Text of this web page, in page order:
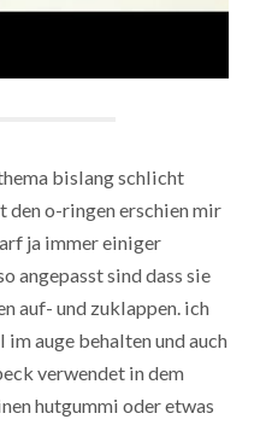
bislang schlicht
o-ringen erschien mir
ja immer einiger
angepasst sind dass sie
auf- und zuklappen. ich
auge behalten und auch
verwendet in dem
hutgummi oder etwas